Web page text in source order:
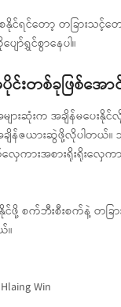
င်တော့ တခြားသင့်တ
ာ်ရွှင်စွာနေပါ။
တစ်ခုဖြစ်အော
ဆုံးက အချိန်မပေးနိုင်
န်ဇယားဆွဲဖို့လိုပါတယ်။
လှေကားအစားရိုးရိုးလှ
ပ်နိုင်ဖို့ စက်ဘီးစီးစက်နဲ့
။
Win